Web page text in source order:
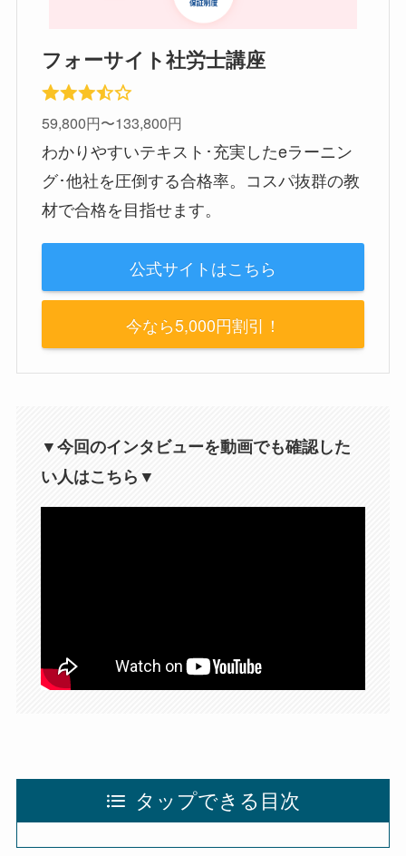
フォーサイト社労士講座
59,800円〜133,800円
わかりやすいテキスト･充実したeラーニン
グ･他社を圧倒する合格率。コスパ抜群の教
材で合格を目指せます。
公式サイトはこちら
今なら5,000円割引！
▼今回のインタビューを動画でも確認した
い人はこちら▼
タップできる目次